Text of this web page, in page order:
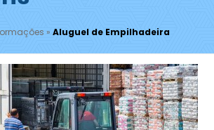
» Aluguel de Empilhadeira